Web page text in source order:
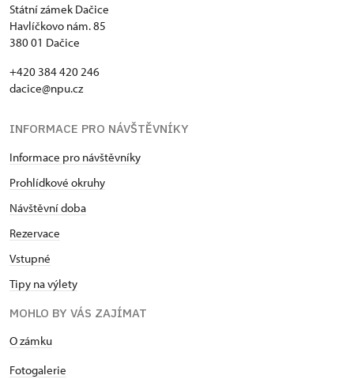
Státní zámek Dačice
Havlíčkovo nám. 85
380 01 Dačice
+420 384 420 246
dacice@npu.cz
INFORMACE PRO NÁVŠTĚVNÍKY
Informace pro návštěvníky
Prohlídkové okruhy
Návštěvní doba
Rezervace
Vstupné
Tipy na výlety
MOHLO BY VÁS ZAJÍMAT
O zámku
Fotogalerie